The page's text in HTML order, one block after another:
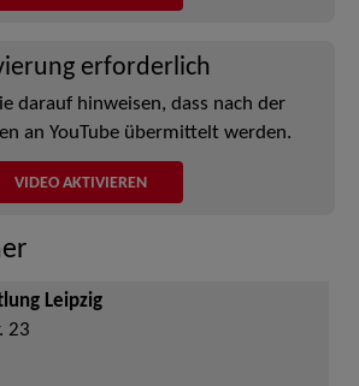
erforderlich
darauf hinweisen, dass nach der
an YouTube übermittelt werden.
VIDEO AKTIVIEREN
Leipzig
23